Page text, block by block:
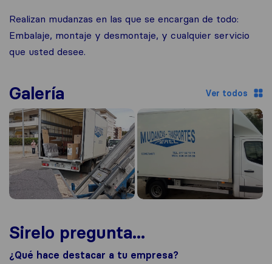
Realizan mudanzas en las que se encargan de todo:
Embalaje, montaje y desmontaje, y cualquier servicio
que usted desee.
Galería Ver todos
Sirelo pregunta...
¿Qué hace destacar a tu empresa?